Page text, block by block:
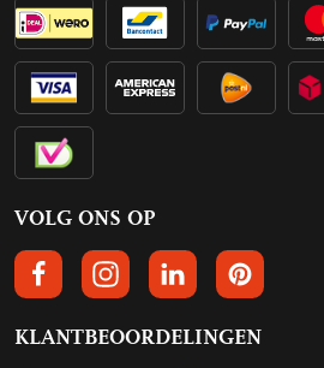
VOLG ONS OP
VOLGS ONS OP FACEBOOK
VOLG ONS OPVOLG ONS OP
VOLG
KLANTBEOORDELINGEN